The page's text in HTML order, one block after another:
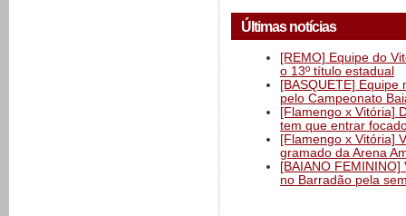
Últimas notícias
[REMO] Equipe do
o 13º título estadual
[BASQUETE]
pelo Campeonato
[Flamengo x Vitória]
tem que entrar
[Flamengo x Vitória]
gramado da Arena
[BAIANO
no Barradão pela